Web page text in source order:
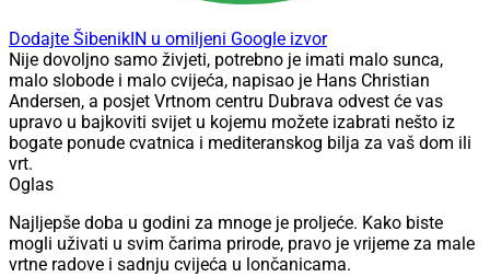
Dodajte ŠibenikIN u omiljeni Google izvor
Nije dovoljno samo živjeti, potrebno je imati malo sunca,
malo slobode i malo cvijeća, napisao je Hans Christian
Andersen, a posjet Vrtnom centru Dubrava odvest će vas
upravo u bajkoviti svijet u kojemu možete izabrati nešto iz
bogate ponude cvatnica i mediteranskog bilja za vaš dom ili
vrt.
Oglas
Najljepše doba u godini za mnoge je proljeće. Kako biste
mogli uživati u svim čarima prirode, pravo je vrijeme za male
vrtne radove i sadnju cvijeća u lončanicama.